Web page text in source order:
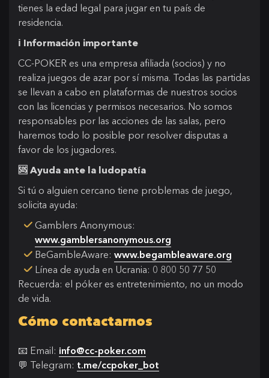
tienes la edad legal para jugar en tu país de
residencia.
ℹ️ Información importante
CC-POKER es una empresa afiliada (socios) y no
realiza juegos de azar por sí misma. Todas las partidas
se llevan a cabo en plataformas de nuestros socios
con las licencias y permisos necesarios. No somos
responsables por las acciones de las salas, pero
haremos todo lo posible por resolver disputas a
favor de los jugadores.
🆘 Ayuda ante la ludopatía
Si tú o alguien cercano tiene problemas de juego,
solicita ayuda:
Gamblers Anonymous:
www.gamblersanonymous.org
BeGambleAware: www.begambleaware.org
Línea de ayuda en Ucrania: 0 800 50 77 50
Recuerda: el póker es entretenimiento, no un modo
de vida.
Cómo contactarnos
📧 Email: info@cc-poker.com
💬 Telegram: t.me/ccpoker_bot